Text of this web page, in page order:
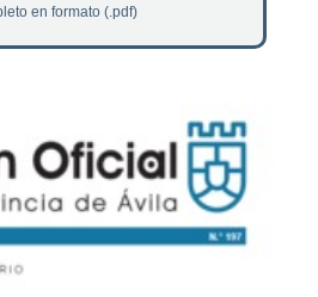
en formato (.pdf)